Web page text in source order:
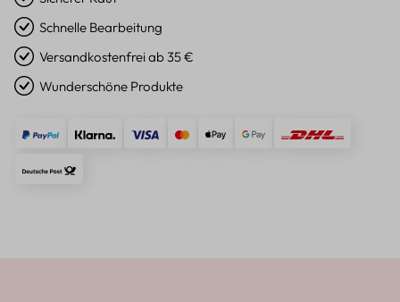
Schnelle Bearbeitung
Versandkostenfrei ab 35 €
Wunderschöne Produkte